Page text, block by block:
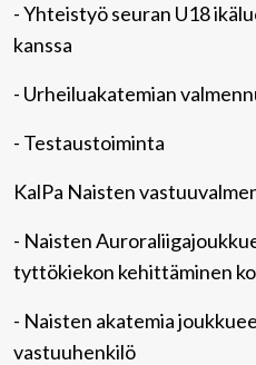
- Yhteistyö seuran U18
kanssa
- Urheiluakatemian
- Testaustoiminta
KalPa Naisten
- Naisten
tyttökiekon kehittäminen
- Naisten akatemia
vastuuhenkilö